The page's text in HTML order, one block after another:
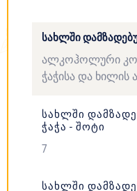
ᲡᲐᲮᲚᲨᲘ
ალკოჰოლური
ჭაჭისა და ხილის
ᲡᲐᲮᲚᲨᲘ
ᲭᲐᲭᲐ - ᲨᲝᲢᲘ
7
ᲡᲐᲮᲚᲨᲘ